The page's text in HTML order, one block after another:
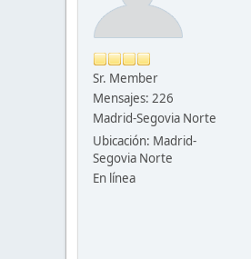
Sr. Member
Mensajes: 226
Madrid-Segovia Norte
Ubicación: Madrid-
Segovia Norte
En línea